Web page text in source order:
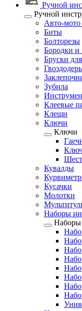
Ручной
Ручной
Авто-мото
Биты
Болторезы
Бородки и
Бруски
Зубила
Клеевые
Клещи
Ключи
Ключи
Кувалды
Кусачки
Молотки
Наборы
Наборы